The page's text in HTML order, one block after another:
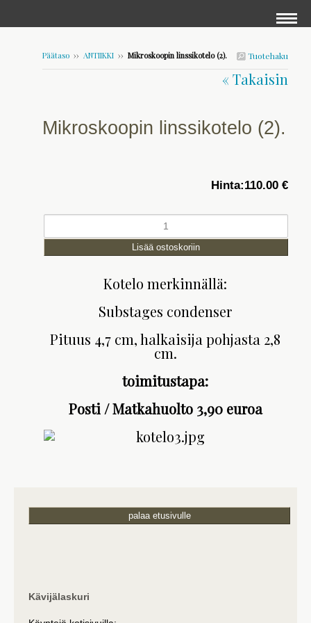
Tuotehaku
Päätaso ›› ANTIIKKI ›› Mikroskoopin linssikotelo (2).
« Takaisin
Mikroskoopin linssikotelo (2).
Hinta:110.00 €
Kotelo merkinnällä:
Substages condenser
Pituus 4,7 cm, halkaisija pohjasta 2,8
cm.
toimitustapa:
Posti / Matkahuolto 3,90 euroa
palaa etusivulle
Kävijälaskuri